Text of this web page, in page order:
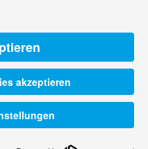
akzeptieren